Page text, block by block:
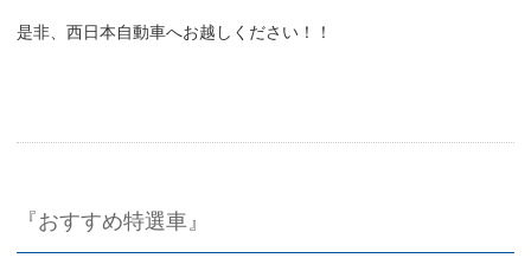
是非、西日本自動車へお越しください！！
『おすすめ特選車』